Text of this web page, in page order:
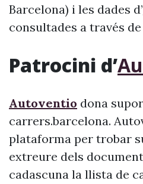
Barcelona) i les dades d’
consultades a través de
Patrocini d’
Autoventio dona
carrers.barcelona.
plataforma per trobar
extreure dels
cadascuna la llista de